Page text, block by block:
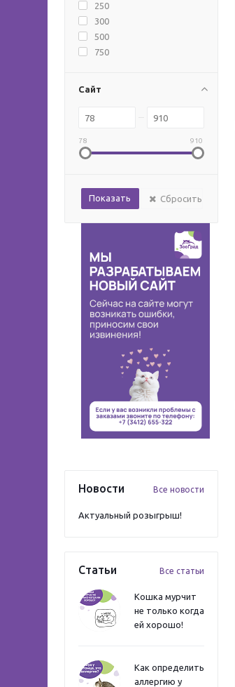
250
300
500
750
Сайт
78 910
Сбросить
Новости Все новости
Актуальный розыгрыш!
Статьи Все статьи
Кошка мурчит
не только когда
ей хорошо!
Как определить
аллергию у